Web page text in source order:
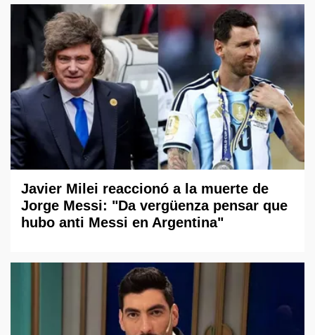
Javier Milei reaccionó a la muerte de
Jorge Messi: "Da vergüenza pensar que
hubo anti Messi en Argentina"